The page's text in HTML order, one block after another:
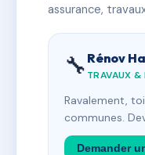
assurance,
🔧 Rénov
TRAVAUX
Ravalement,
communes.
Demander